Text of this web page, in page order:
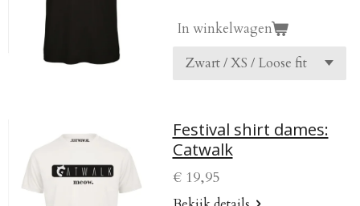
In winkelwagen
Festival shirt dames:
Catwalk
€ 19,95